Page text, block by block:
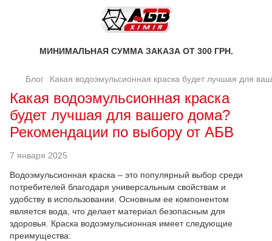
МИНИМАЛЬНАЯ СУММА ЗАКАЗА ОТ 300 ГРН.
Блог Какая водоэмульсионная краска будет лучшая для
Какая водоэмульсионная краска
будет лучшая для вашего дома?
Рекомендации по выбору от АБВ
7 января 2025
Водоэмульсионная краска – это популярный выбор среди
потребителей благодаря универсальным свойствам и
удобству в использовании. Основным ее компонентом
является вода, что делает материал безопасным для
здоровья. Краска водоэмульсионная имеет следующие
преимущества: